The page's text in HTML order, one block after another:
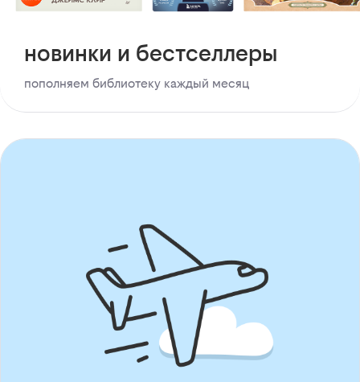
новинки и бестселлеры
пополняем библиотеку каждый месяц